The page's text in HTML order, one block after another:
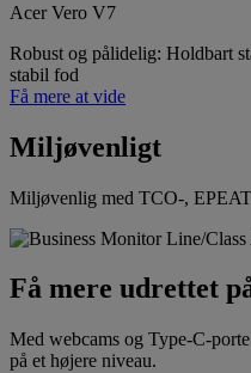
Acer Vero V7
Robust og pålidelig: Holdbart
stabil fod
Få mere at vide
Miljøvenligt
Miljøvenlig med TCO-,
Få mere udrettet
Med webcams og Type-C-
på et højere niveau.